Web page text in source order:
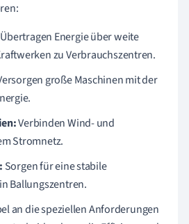
Übertragen Energie über weite
zu Verbrauchszentren.
große Maschinen mit der
Verbinden Wind- und
Stromnetz.
Sorgen für eine stabile
Ballungszentren.
an die speziellen Anforderungen